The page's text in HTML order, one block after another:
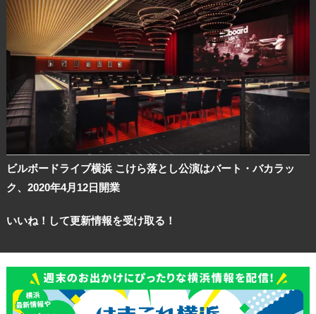
ビルボードライブ横浜 こけら落とし公演はバート・バカラッ
ク、2020年4月12日開業
いいね！して更新情報を受け取る！